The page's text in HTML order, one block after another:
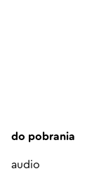
do pobrania
audio